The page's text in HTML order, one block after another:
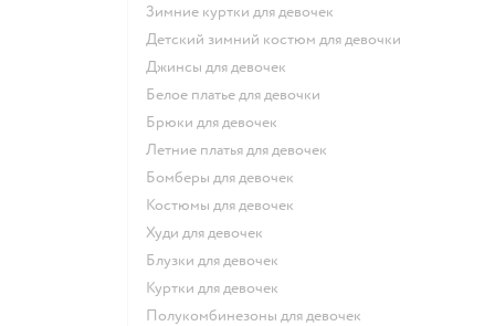
Зимние куртки для девочек
Детский зимний костюм для девочки
Джинсы для девочек
Белое платье для девочки
Брюки для девочек
Летние платья для девочек
Бомберы для девочек
Костюмы для девочек
Худи для девочек
Блузки для девочек
Куртки для девочек
Полукомбинезоны для девочек